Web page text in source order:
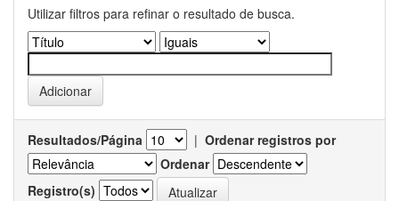
Utilizar filtros para refinar o resultado de busca.
Resultados/Página | Ordenar registros por
Ordenar
Registro(s)